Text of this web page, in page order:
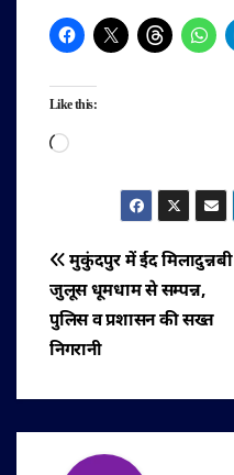
Like this:
Loading…
पोस्ट
नेविगेशन
मुकुंदपुर में ईद मिलादुन्नबी
जुलूस धूमधाम से सम्पन्न,
पुलिस व प्रशासन की सख्त
निगरानी